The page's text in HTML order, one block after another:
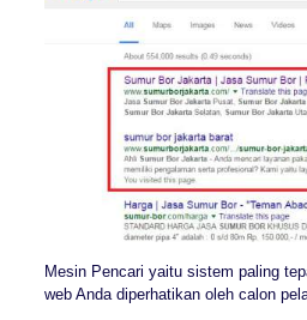
Mesin Pencari yaitu sistem paling
web Anda diperhatikan oleh calon